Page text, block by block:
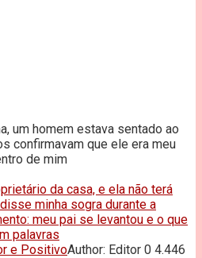
um homem estava sentado ao
confirmavam que ele era meu
de mim
da casa, e ela não terá
minha sogra durante a
meu pai se levantou e o que
palavras
e PositivoAuthor: Editor 0 4.446